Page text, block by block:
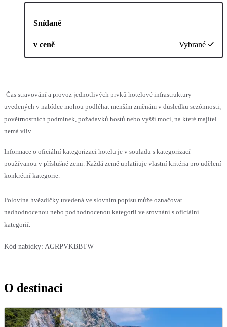
Snídaně
v ceně Vybrané
Čas stravování a provoz jednotlivých prvků hotelové infrastruktury
uvedených v nabídce mohou podléhat menším změnám v důsledku sezónnosti,
povětrnostních podmínek, požadavků hostů nebo vyšší moci, na které majitel
nemá vliv.
Informace o oficiální kategorizaci hotelu je v souladu s kategorizací
používanou v příslušné zemi. Každá země uplatňuje vlastní kritéria pro udělení
konkrétní kategorie.
Polovina hvězdičky uvedená ve slovním popisu může označovat
nadhodnocenou nebo podhodnocenou kategorii ve srovnání s oficiální
kategorií.
Kód nabídky: AGRPVKBBTW
O destinaci